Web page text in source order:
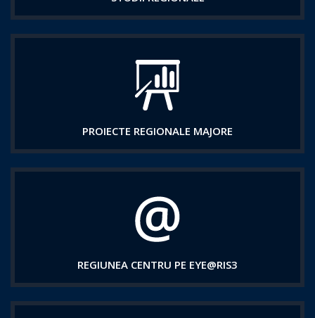
PROIECTE REGIONALE MAJORE
REGIUNEA CENTRU PE EYE@RIS3